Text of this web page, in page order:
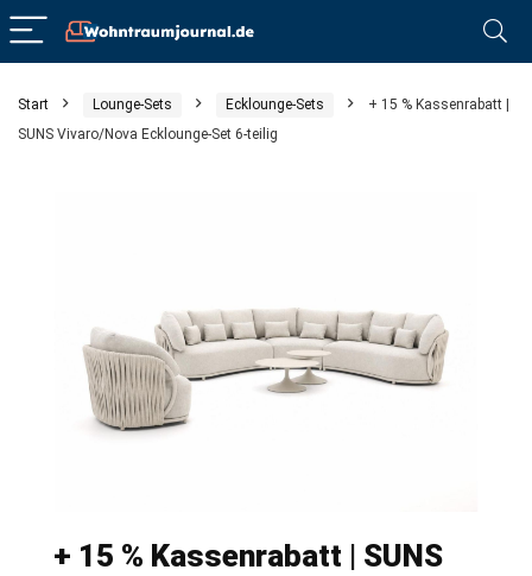
Start Lounge-Sets Ecklounge-Sets
+ 15 % Kassenrabatt |
SUNS Vivaro/Nova Ecklounge-Set 6-teilig
+ 15 % Kassenrabatt | SUNS